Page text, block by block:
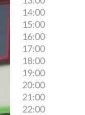
14:00
15:00
16:00
17:00
18:00
19:00
20:00
21:00
22:00